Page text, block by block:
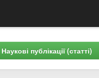
Наукові публікації (статті)